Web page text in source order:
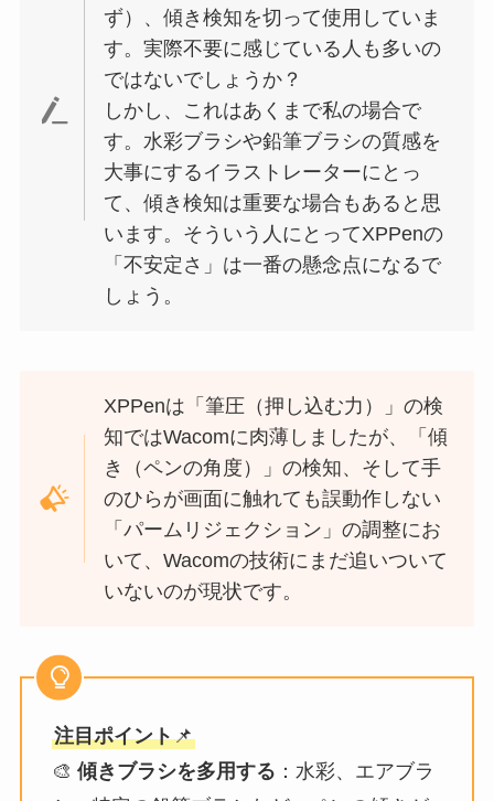
ず）、傾き検知を切って使用していま
す。実際不要に感じている人も多いの
ではないでしょうか？
しかし、これはあくまで私の場合で
す。水彩ブラシや鉛筆ブラシの質感を
大事にするイラストレーターにとっ
て、傾き検知は重要な場合もあると思
います。そういう人にとってXPPenの
「不安定さ」は一番の懸念点になるで
しょう。
XPPenは「筆圧（押し込む力）」の検
知ではWacomに肉薄しましたが、「傾
き（ペンの角度）」の検知、そして手
のひらが画面に触れても誤動作しない
「パームリジェクション」の調整にお
いて、Wacomの技術にまだ追いついて
いないのが現状です。
注目ポイント📌
🎨 傾きブラシを多用する ：水彩、エアブラ